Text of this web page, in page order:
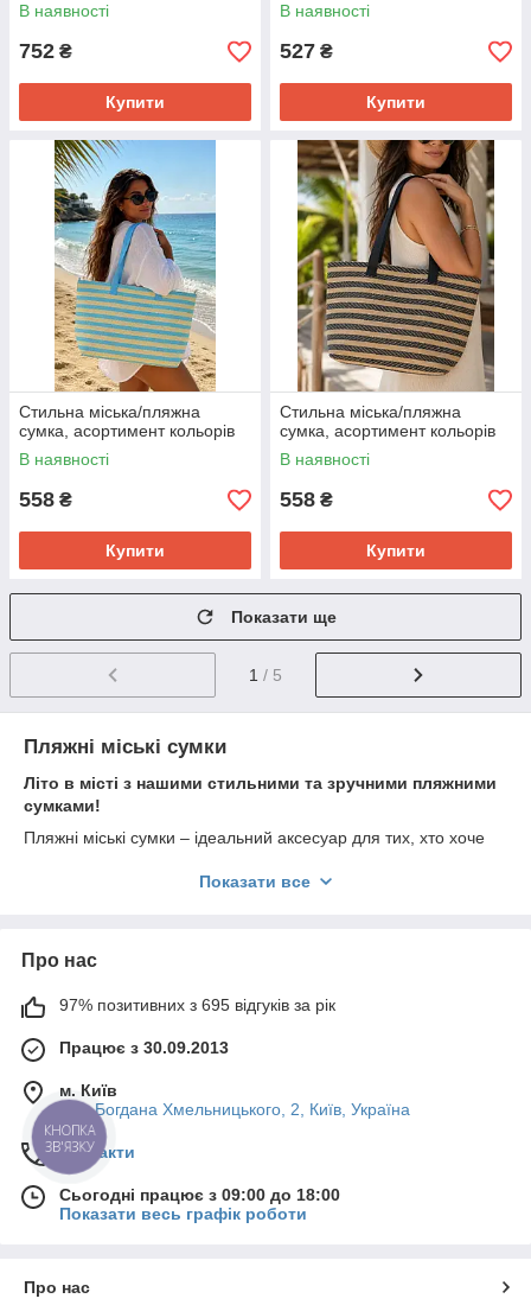
В наявності
752 ₴
Купити
В наявності
527 ₴
Купити
Стильна міська/пляжна
сумка, асортимент кольорів
В наявності
558 ₴
Купити
Стильна міська/пляжна
сумка, асортимент кольорів
В наявності
558 ₴
Купити
Показати ще
1 / 5
Пляжні міські сумки
Літо в місті з нашими стильними та зручними пляжними
сумками!
Пляжні міські сумки – ідеальний аксесуар для тих, хто хоче
плануєте ви провести день на пляжі, прогулятися
Особливості наших пляжних міських сумок:
вміщують все необхідне – від рушників і купальників до
легкі матеріали, які витримують вплив сонця, піску та
Стильний дизайн
кольорів дозволить вам підібрати сумку під будь-який
образ. Від яскравих та барвистих до стриманих та
елегантних варіантів.
практичність.
Показати все
Про нас
97% позитивних з 695 відгуків за рік
Працює з 30.09.2013
м. Київ
вул. Богдана Хмельницького, 2, Київ, Україна
Контакти
Сьогодні працює з 09:00 до 18:00
Показати весь графік роботи
Про нас
КНОПКА
ЗВ'ЯЗКУ